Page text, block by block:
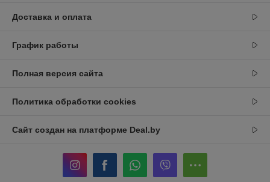
Доставка и оплата
График работы
Полная версия сайта
Политика обработки cookies
Сайт создан на платформе Deal.by